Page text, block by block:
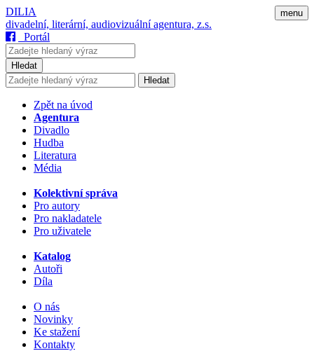
menu
DILIA
divadelní, literární, audiovizuální agentura, z.s.
Portál
Hledat
Hledat
Zpět na úvod
Agentura
Divadlo
Hudba
Literatura
Média
Kolektivní správa
Pro autory
Pro nakladatele
Pro uživatele
Katalog
Autoři
Díla
O nás
Novinky
Ke stažení
Kontakty